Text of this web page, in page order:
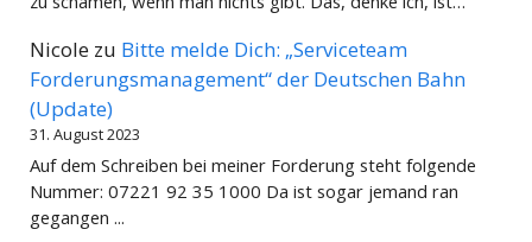
Nicole zu Bitte melde Dich: „Serviceteam
Forderungsmanagement“ der Deutschen Bahn
(Update)
31. August 2023
Auf dem Schreiben bei meiner Forderung steht folgende
Nummer: 07221 92 35 1000 Da ist sogar jemand ran
gegangen ...